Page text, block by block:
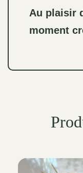
Au plaisir
moment